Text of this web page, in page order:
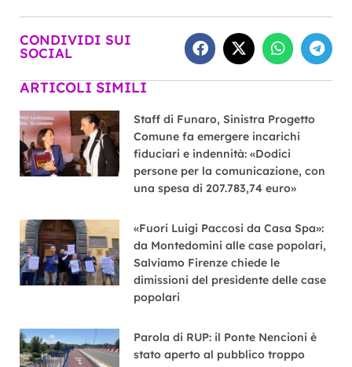
CONDIVIDI SUI
SOCIAL
ARTICOLI SIMILI
Staff di Funaro, Sinistra Progetto
Comune fa emergere incarichi
fiduciari e indennità: «Dodici
persone per la comunicazione, con
una spesa di 207.783,74 euro»
«Fuori Luigi Paccosi da Casa Spa»:
da Montedomini alle case popolari,
Salviamo Firenze chiede le
dimissioni del presidente delle case
popolari
Parola di RUP: il Ponte Nencioni è
stato aperto al pubblico troppo